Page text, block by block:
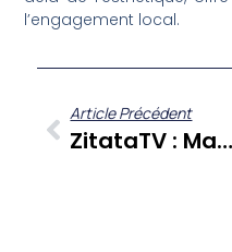
l’engagement local.
Article Précédent
ZitataTV : Madame Naiive Décrypte L’intimité Et Le Désir Dans ‘Au Gré Des Pages’